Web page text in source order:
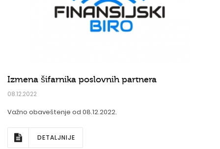
Izmena šifarnika poslovnih partnera
08.12.2022
Važno obaveštenje od 08.12.2022.
DETALJNIJE